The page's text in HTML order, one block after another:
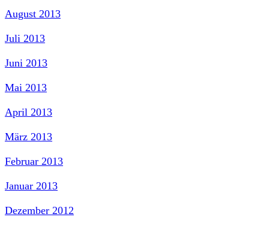
August 2013
Juli 2013
Juni 2013
Mai 2013
April 2013
März 2013
Februar 2013
Januar 2013
Dezember 2012